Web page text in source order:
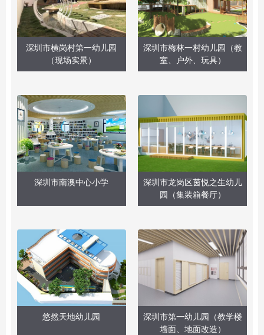
深圳市横岗村第一幼儿园
（现场实景）
深圳市梅林一村幼儿园（教
室、户外、玩具）
深圳市南澳中心小学
深圳市龙岗区茵悦之生幼儿
园（集装箱餐厅）
悠然天地幼儿园
深圳市第一幼儿园（教学楼
墙面、地面改造）